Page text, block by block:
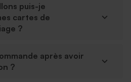
puis-je
cartes de
?
après avoir
?